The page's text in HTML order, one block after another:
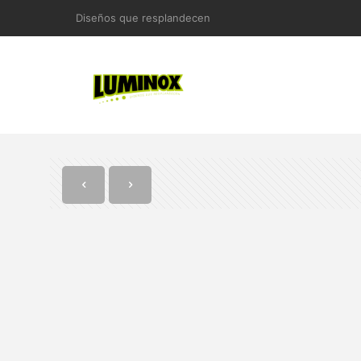
Diseños que resplandecen